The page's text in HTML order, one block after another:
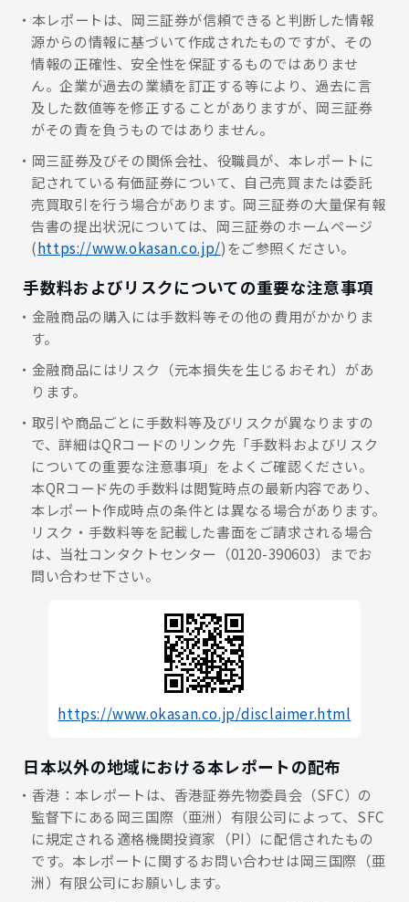
本レポートは、岡三証券が信頼できると判断した情報
源からの情報に基づいて作成されたものですが、その
情報の正確性、安全性を保証するものではありませ
ん。企業が過去の業績を訂正する等により、過去に言
及した数値等を修正することがありますが、岡三証券
がその責を負うものではありません。
岡三証券及びその関係会社、役職員が、本レポートに
記されている有価証券について、自己売買または委託
売買取引を行う場合があります。岡三証券の大量保有報
告書の提出状況については、岡三証券のホームページ
(https://www.okasan.co.jp/)をご参照ください。
手数料およびリスクについての重要な注意事項
金融商品の購入には手数料等その他の費用がかかりま
す。
金融商品にはリスク（元本損失を生じるおそれ）があ
ります。
取引や商品ごとに手数料等及びリスクが異なりますの
で、詳細はQRコードのリンク先「手数料およびリスク
についての重要な注意事項」をよくご確認ください。
本QRコード先の手数料は閲覧時点の最新内容であり、
本レポート作成時点の条件とは異なる場合があります。
リスク・手数料等を記載した書面をご請求される場合
は、当社コンタクトセンター（0120-390603）までお
問い合わせ下さい。
https://www.okasan.co.jp/disclaimer.html
日本以外の地域における本レポートの配布
香港：本レポートは、香港証券先物委員会（SFC）の
監督下にある岡三国際（亜洲）有限公司によって、SFC
に規定される適格機関投資家（PI）に配信されたもの
です。本レポートに関するお問い合わせは岡三国際（亜
洲）有限公司にお願いします。